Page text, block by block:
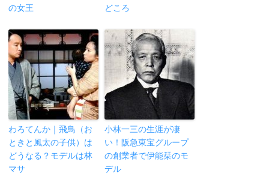
の女王
どころ
わろてんか｜飛鳥（お
ときと風太の子供）は
どうなる？モデルは林
マサ
小林一三の生涯が凄
い！阪急東宝グループ
の創業者で伊能栞のモ
デル